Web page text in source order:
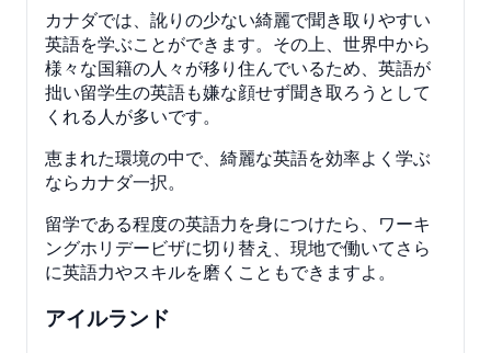
カナダでは、訛りの少ない綺麗で聞き取りやすい
英語を学ぶことができます。その上、世界中から
様々な国籍の人々が移り住んでいるため、英語が
拙い留学生の英語も嫌な顔せず聞き取ろうとして
くれる人が多いです。
恵まれた環境の中で、綺麗な英語を効率よく学ぶ
ならカナダ一択。
留学である程度の英語力を身につけたら、ワーキ
ングホリデービザに切り替え、現地で働いてさら
に英語力やスキルを磨くこともできますよ。
アイルランド